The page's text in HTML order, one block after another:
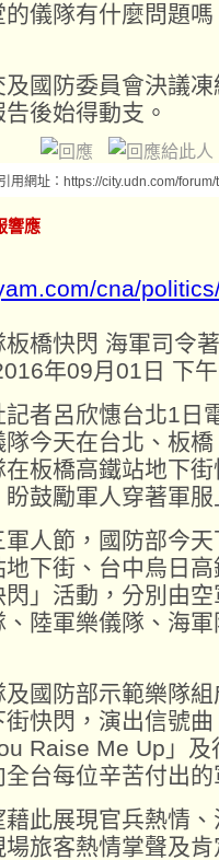
的儀隊有什麼問題
及國防委員會決議
後始得動支。
引用網址：https://city.udn.com/
響應
cna/
板橋快閃 海軍司令
年09月01日 下
記者呂欣憓台北1
隊今天在台北、板
在板橋高鐵站地下
盼鼓勵軍人穿著軍
軍人節，國防部今
地下街、台中烏日
閃」活動，分別由
、陸軍樂儀隊、海
及國防部示範樂隊
街快閃，演出信號
Raise Me Up」
全台每位辛苦付出
藉此展現官兵熱情
場旅客熱情掌聲及肯